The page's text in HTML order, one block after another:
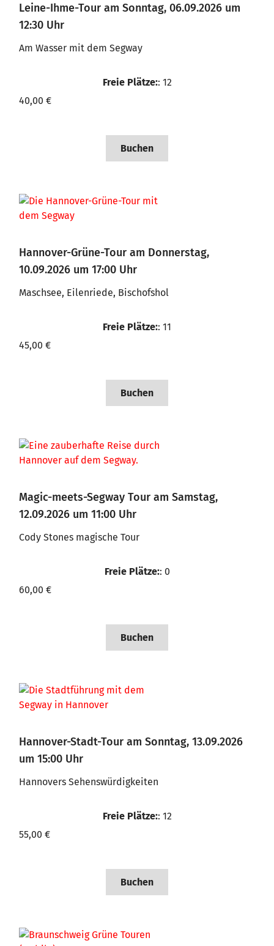
Leine-Ihme-Tour am Sonntag, 06.09.2026 um
12:30 Uhr
Am Wasser mit dem Segway
Freie Plätze:: 12
40,00 €
Buchen
Hannover-Grüne-Tour am Donnerstag,
10.09.2026 um 17:00 Uhr
Maschsee, Eilenriede, Bischofshol
Freie Plätze:: 11
45,00 €
Buchen
Magic-meets-Segway Tour am Samstag,
12.09.2026 um 11:00 Uhr
Cody Stones magische Tour
Freie Plätze:: 0
60,00 €
Buchen
Hannover-Stadt-Tour am Sonntag, 13.09.2026
um 15:00 Uhr
Hannovers Sehenswürdigkeiten
Freie Plätze:: 12
55,00 €
Buchen